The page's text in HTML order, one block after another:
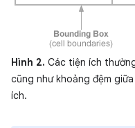
Hình 2. Các tiện ích
cũng như khoảng đệm
ích.